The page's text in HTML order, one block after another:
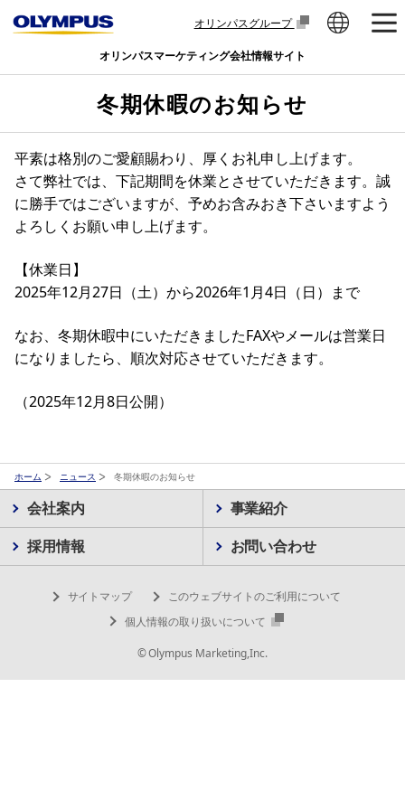
オリンパスグループ
オリンパスマーケティング会社情報サイト
冬期休暇のお知らせ
平素は格別のご愛顧賜わり、厚くお礼申し上げます。
さて弊社では、下記期間を休業とさせていただきます。誠
に勝手ではございますが、予めお含みおき下さいますよう
よろしくお願い申し上げます。
【休業日】
2025年12月27日（土）から2026年1月4日（日）まで
なお、冬期休暇中にいただきましたFAXやメールは営業日
になりましたら、順次対応させていただきます。
（2025年12月8日公開）
ホーム ニュース 冬期休暇のお知らせ
会社案内
事業紹介
採用情報
お問い合わせ
サイトマップ
このウェブサイトのご利用について
個人情報の取り扱いについて
© Olympus Marketing,Inc.